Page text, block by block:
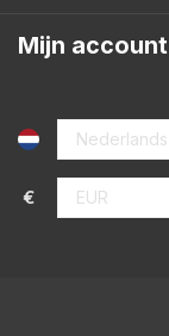
Mijn account
€